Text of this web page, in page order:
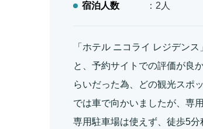
宿泊人数
：2人
「ホテル ニコライ レジデン
と、予約サイトでの評価が良
らいだった為、どの観光スポ
では車で向かいましたが、専
専用駐車場は使えず、徒歩5